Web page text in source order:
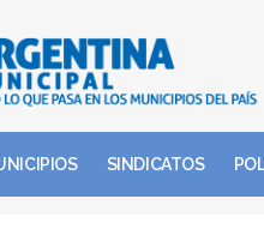
SINDICATOS